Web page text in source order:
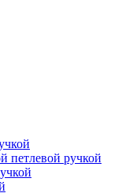
петлевой ручкой